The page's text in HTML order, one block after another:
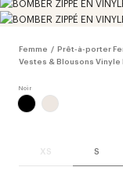
Femme / Prêt-à-porter
Vestes & Blousons Vinyle
XS S